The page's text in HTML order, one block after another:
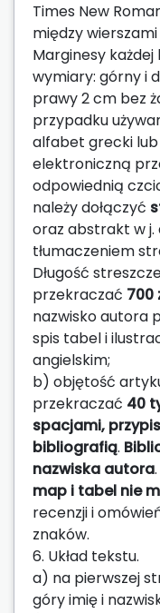
Times New
między wierszami
Marginesy
wymiary: górny i
prawy 2 cm bez
przypadku
alfabet grecki
elektroniczną
odpowiednią
należy dołączyć
oraz abstrakt w
tłumaczeniem
Długość
przekraczać 700
nazwisko autora
spis tabel i
angielskim;
b) objętość
przekraczać 40
spacjami,
bibliografią.
nazwiska autora.
map i tabel nie
recenzji i
znaków.
6. Układ tekstu.
a) na pierwszej
góry imię i